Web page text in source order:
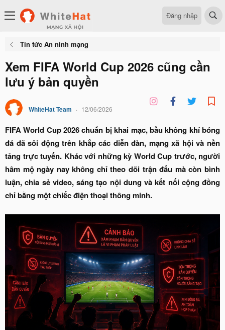
Đăng nhập
Tin tức An ninh mạng
Xem FIFA World Cup 2026 cũng cần
lưu ý bản quyền
WhiteHat Team 12/06/2026
FIFA World Cup 2026 chuẩn bị khai mạc, bầu không khí bóng
đá đã sôi động trên khắp các diễn đàn, mạng xã hội và nền
tảng trực tuyến. Khác với những kỳ World Cup trước, người
hâm mộ ngày nay không chỉ theo dõi trận đấu mà còn bình
luận, chia sẻ video, sáng tạo nội dung và kết nối cộng đồng
chỉ bằng một chiếc điện thoại thông minh.